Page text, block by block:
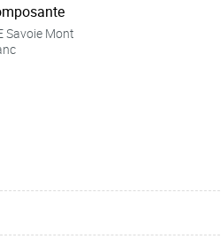
Savoie Mont